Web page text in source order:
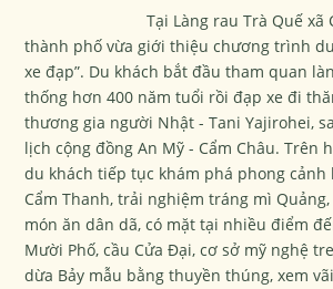
Tại Làng rau Trà Quế xã
thành phố vừa giới thiệu chương trình
xe đạp”. Du khách bắt đầu tham quan
thống hơn 400 năm tuổi rồi đạp xe đi
thương gia người Nhật - Tani Yajirohei,
lịch cộng đồng An Mỹ - Cẩm Châu. Trên
du khách tiếp tục khám phá phong
Cẩm Thanh, trải nghiệm tráng mì
món ăn dân dã, có mặt tại nhiều điểm
Mười Phố, cầu Cửa Đại, cơ sở mỹ nghệ
dừa Bảy mẫu bằng thuyền thúng, xem